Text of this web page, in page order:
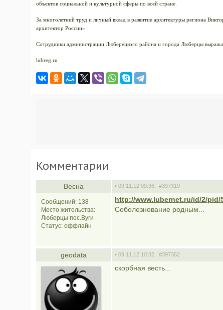
объектов социальной и культурной сферы по всей стране.
За многолетний труд и личный вклад в развитие архитектуры региона
архитектор России».
Сотрудники администрации Люберецкого района и города Люберцы
lubreg.ru
Комментарии
Весна • 09.11.12 00:36, #397319
Сообщений: 138
Место жительства:
Люберцы пос.Вуги
Статус: оффлайн
http://www.lubernet.ru/id/2/pid/
Соболезнование родным...
geodata • 09.11.12 10:32, #397352
скорбная весть...